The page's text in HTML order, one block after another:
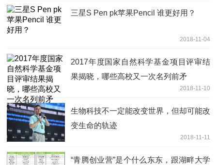
三星S Pen pk苹果Pencil 谁更好用？
2018-11-04
2017年度国家自然科学基金项目评审结
果揭晓，哪些高校又一次名列前矛
2018-11-10
生物科技不一定能改变世界，但却可能改
变生命的轨迹
2018-11-11
“青腾创业营”是个什么东东，跟湖畔大学